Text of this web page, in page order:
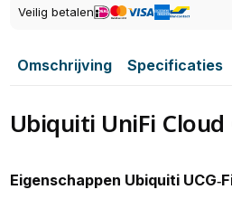
Veilig betalen
Omschrijving Specificaties
Ubiquiti UniFi
Eigenschappen Ubiquiti